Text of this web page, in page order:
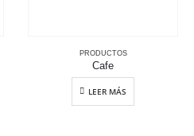
PRODUCTOS
Cafe
LEER MÁS